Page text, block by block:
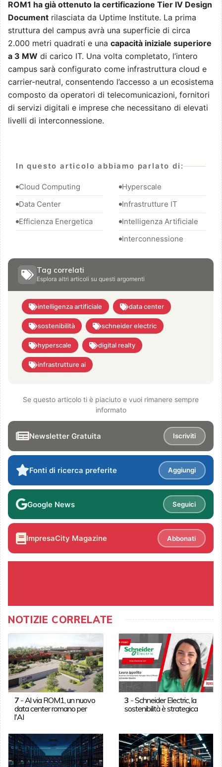
ROM1 ha già ottenuto la certificazione Tier IV Design
Document rilasciata da Uptime Institute. La prima
struttura del campus avrà una superficie di circa
2.000 metri quadrati e una capacità iniziale superiore
a 3 MW di carico IT. Una volta completato, l’intero
campus sarà configurato come infrastruttura cloud e
carrier-neutral, consentendo l’accesso a un ecosistema
composto da operatori di telecomunicazioni, fornitori
di servizi digitali e imprese che necessitano di elevati
livelli di interconnessione.
In questo articolo abbiamo parlato di:
Cloud Computing
Data Center
Efficienza Energetica
Hyperscale
Infrastrutture IT
Intelligenza Artificiale
Interconnessione
Tag correlati
Esplora altri articoli su questi argomenti
intelligenza artificiale data center
sostenibilità schneider electric
hyperscale digital realty
infrastrutture ai
Se questo articolo ti è piaciuto e vuoi rimanere sempre
informato
Newsletter Gratuita Iscriviti
Fonti di ricerca preferite Aggiungi
Google News Seguici
ImpresaCity Magazine Abbonati
NOTIZIE CORRELATE
7- Al via ROM1, un nuovo
data center romano per
l'AI
3 -Schneider Electric, la
sostenibilità è strategica